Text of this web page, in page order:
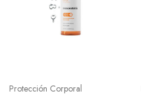
Protección Corporal